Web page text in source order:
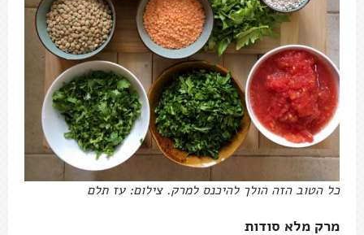
כל הטוב הזה הולך להיכנס למרק. צילום: עז תלם
מרק מלא סודות